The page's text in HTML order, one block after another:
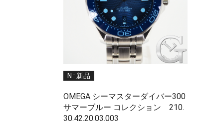
N : 新品
OMEGA シーマスターダイバー300
サマーブルー コレクション 210.
30.42.20.03.003